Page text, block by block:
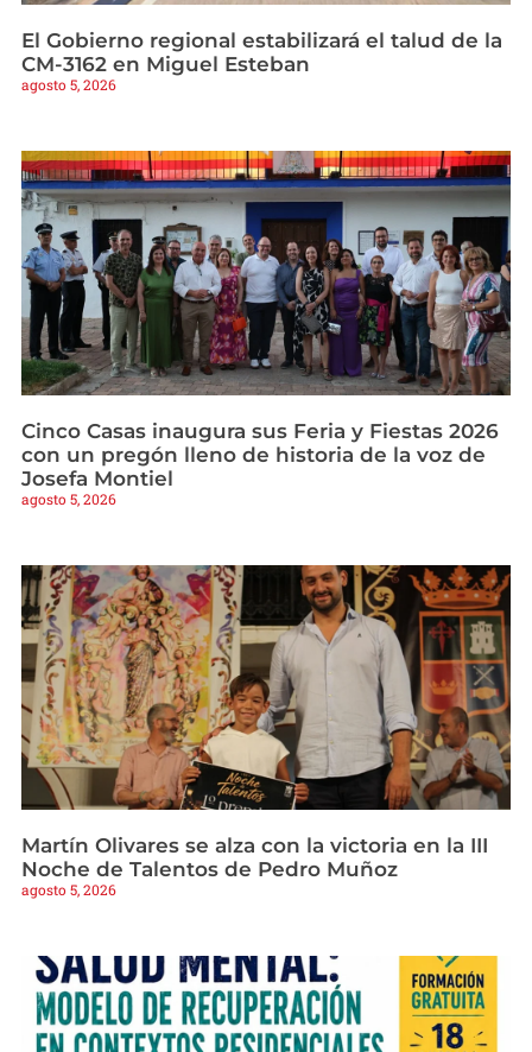
El Gobierno regional estabilizará el talud de la
CM-3162 en Miguel Esteban
agosto 5, 2026
Cinco Casas inaugura sus Feria y Fiestas 2026
con un pregón lleno de historia de la voz de
Josefa Montiel
agosto 5, 2026
Martín Olivares se alza con la victoria en la III
Noche de Talentos de Pedro Muñoz
agosto 5, 2026